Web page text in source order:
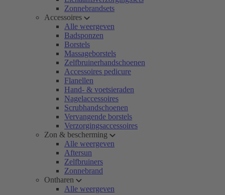
Zonnebrandsets
Accessoires
Alle weergeven
Badsponzen
Borstels
Massageborstels
Zelfbruinerhandschoenen
Accessoires pedicure
Flanellen
Hand- & voetsieraden
Nagelaccessoires
Scrubhandschoenen
Vervangende borstels
Verzorgingsaccessoires
Zon & bescherming
Alle weergeven
Aftersun
Zelfbruiners
Zonnebrand
Ontharen
Alle weergeven